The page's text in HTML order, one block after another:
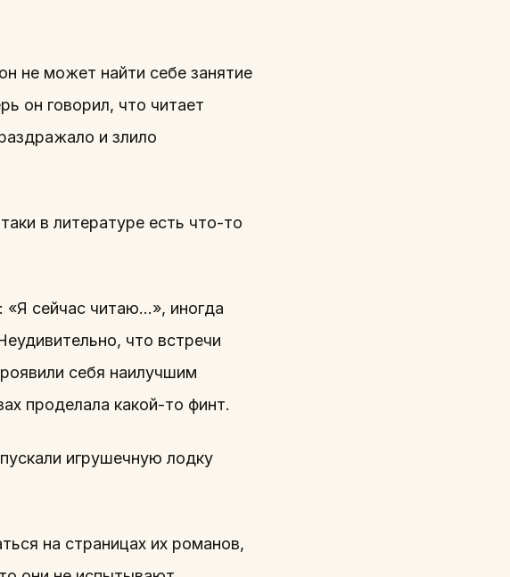
не может найти себе занятие
он говорил, что читает
и злило
в литературе есть что-то
«Я сейчас читаю…», иногда
что встречи
себя наилучшим
проделала какой-то финт.
игрушечную лодку
на страницах их романов,